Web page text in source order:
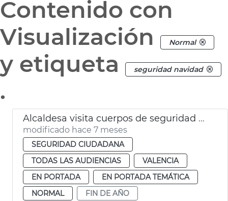
Contenido con
Visualización
Normal
y etiqueta seguridad navidad
.
Alcaldesa visita cuerpos de seguridad en Nochebuena
modificado hace 7 meses
SEGURIDAD CIUDADANA
TODAS LAS AUDIENCIAS
VALENCIA
EN PORTADA
EN PORTADA TEMÁTICA
NORMAL
FIN DE AÑO